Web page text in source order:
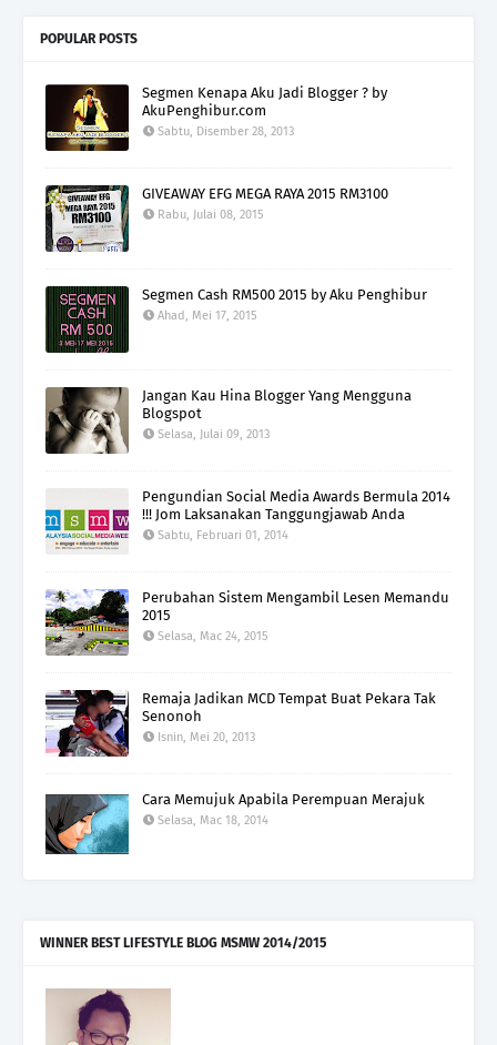
POPULAR POSTS
Segmen Kenapa Aku Jadi Blogger ? by
AkuPenghibur.com
Sabtu, Disember 28, 2013
GIVEAWAY EFG MEGA RAYA 2015 RM3100
Rabu, Julai 08, 2015
Segmen Cash RM500 2015 by Aku Penghibur
Ahad, Mei 17, 2015
Jangan Kau Hina Blogger Yang Mengguna
Blogspot
Selasa, Julai 09, 2013
Pengundian Social Media Awards Bermula 2014
!!! Jom Laksanakan Tanggungjawab Anda
Sabtu, Februari 01, 2014
Perubahan Sistem Mengambil Lesen Memandu
2015
Selasa, Mac 24, 2015
Remaja Jadikan MCD Tempat Buat Pekara Tak
Senonoh
Isnin, Mei 20, 2013
Cara Memujuk Apabila Perempuan Merajuk
Selasa, Mac 18, 2014
WINNER BEST LIFESTYLE BLOG MSMW 2014/2015